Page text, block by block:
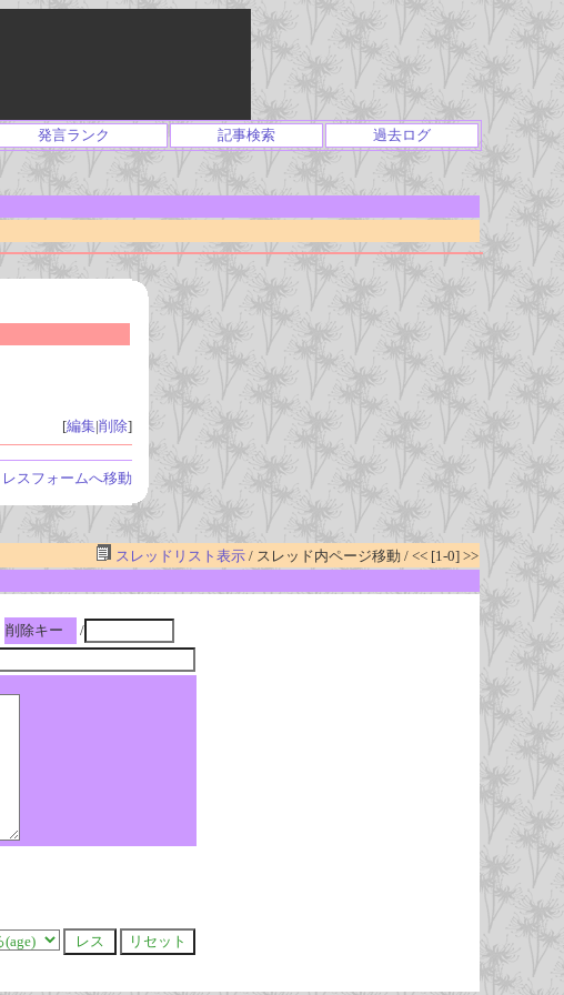
発言ランク 記事検索 過去ログ
[編集|削除]
レスフォームへ移動
スレッドリスト表示/ スレッド内ページ移動 / << [1-0] >>
削除キー
/